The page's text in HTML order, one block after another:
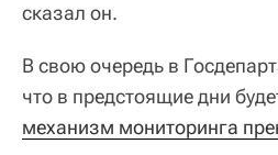
сказал он.
В свою очередь в
что в предстоящие дни
механизм мониторинга